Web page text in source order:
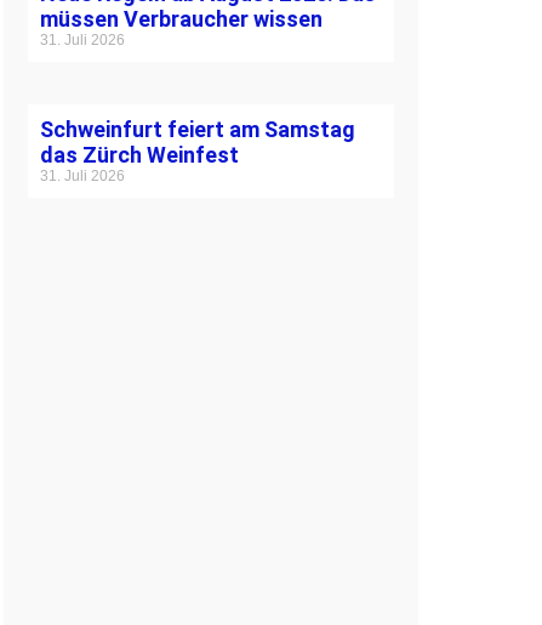
müssen Verbraucher wissen
31. Juli 2026
Schweinfurt feiert am Samstag
das Zürch Weinfest
31. Juli 2026